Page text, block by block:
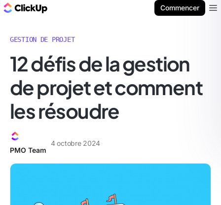
Commencer
GESTION DE PROJET
12 défis de la gestion
de projet et comment
les résoudre
PMO Team
4 octobre 2024